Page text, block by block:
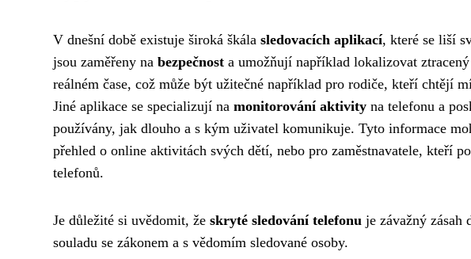
V dnešní době existuje široká škála sledovacích aplikací, které se liší
jsou zaměřeny na bezpečnost a umožňují například lokalizovat
reálném čase, což může být užitečné například pro rodiče, kteří chtějí
Jiné aplikace se specializují na monitorování aktivity na telefonu a
používány, jak dlouho a s kým uživatel komunikuje. Tyto informace
přehled o online aktivitách svých dětí, nebo pro zaměstnavatele, kteří
telefonů.
Je důležité si uvědomit, že skryté sledování telefonu je závažný zásah
souladu se zákonem a s vědomím sledované osoby.